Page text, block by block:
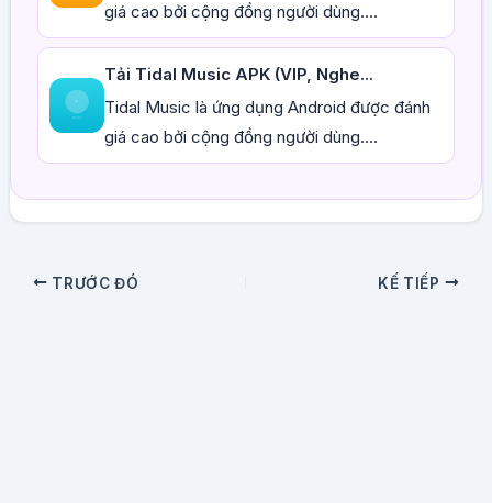
giá cao bởi cộng đồng người dùng....
Tải Tidal Music APK (VIP, Nghe...
Tidal Music là ứng dụng Android được đánh
giá cao bởi cộng đồng người dùng....
TRƯỚC ĐÓ KẾ TIẾP